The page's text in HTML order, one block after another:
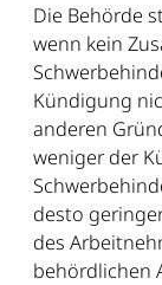
Die Behörde
wenn kein
Kündigung
anderen
weniger der
desto
des
behördlichen